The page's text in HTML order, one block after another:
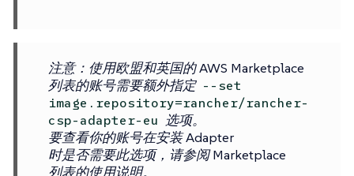
注意：使用欧盟和英国的 AWS Marketplace
列表的账号需要额外指定 --set
image.repository=rancher/rancher-
csp-adapter-eu 选项。
要查看你的账号在安装 Adapter
时是否需要此选项，请参阅 Marketplace
列表的使用说明。